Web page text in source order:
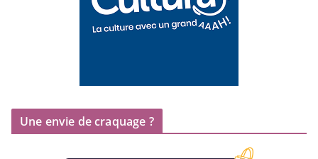
Une envie de craquage ?